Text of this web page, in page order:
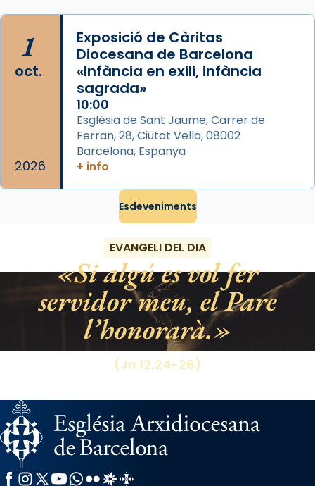
pontifici, amb orquestra i cor, i té una
duració aproximada de tres hores. Després,
processó (recuperada el 1972) al voltant
del temple amb les relíquies de les santes.
Des de 1985 hi participa també un grup de
diablesses amb música i ball propis. Festa
gran a Mataró.
«Si vols saber què és calor, ves per les
Santes a Mataró»🥵.
Photo
Share
1
oct.
2026
Exposició de Càritas
Diocesana de Barcelona
«Infància en exili, infància
sagrada»
10:00
Església de Sant Jaume, Carrer de
Ferran, 28, Ciutat Vella, 08002
Barcelona, Espanya
+ info
Esdeveniments
EVANGELI DEL DIA
Si algú es vol fer
servidor meu, el Pare
l’honorarà.
(Jn 12,24-26)
Facebook
Instagram
X / Twitter
YouTube
WhatsApp
FlickrRadio Estel
Catalunya Cristiana